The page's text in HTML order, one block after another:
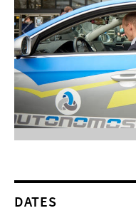
DATES